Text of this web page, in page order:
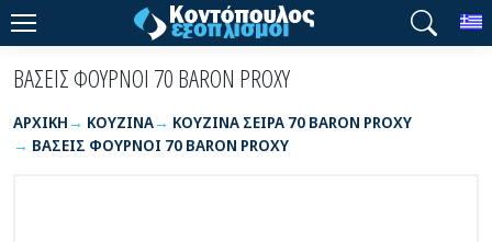
ΒΑΣΕΙΣ ΦΟΥΡΝΟΙ 70 BARON PROXY
ΑΡΧΙΚΉ ΚΟΥΖΙΝΑ
ΚΟΥΖΙΝΑ ΣΕΙΡΑ 70 BARON PROXY
ΒΑΣΕΙΣ ΦΟΥΡΝΟΙ 70 BARON PROXY